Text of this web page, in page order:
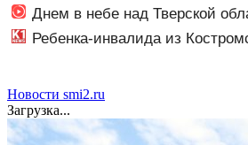
новости. Новости Твери. Тверь
Рязанскую область
Днем в небе над Тверской
Ребенка-инвалида из
Новости smi2.ru
Загрузка...